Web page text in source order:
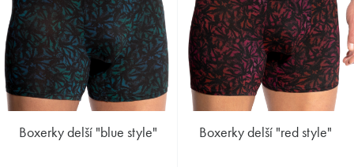
boxerky delší "blue style" boxerky delší "red style"